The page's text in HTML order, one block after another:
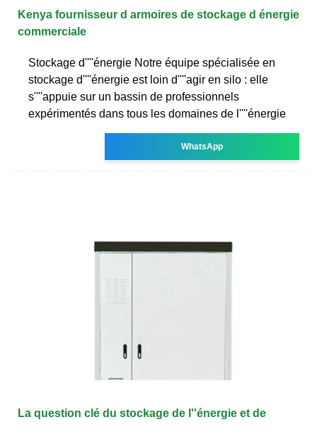
Kenya fournisseur d armoires de stockage d énergie
commerciale
Stockage d''''énergie Notre équipe spécialisée en
stockage d''''énergie est loin d''''agir en silo : elle
s''''appuie sur un bassin de professionnels
expérimentés dans tous les domaines de l''''énergie
WhatsApp
La question clé du stockage de l''énergie et de